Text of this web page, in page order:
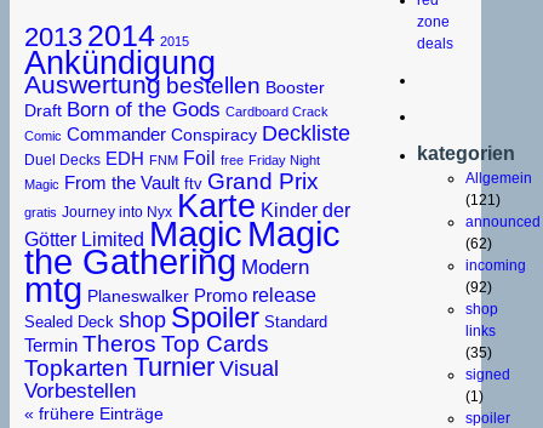
2013 2014 2015
Ankündigung
Auswertung bestellen Booster
Draft Born of the Gods Cardboard Crack
Comic Commander Conspiracy Deckliste
Duel Decks EDH FNM Foil free Friday Night
Magic From the Vault ftv Grand Prix
gratis Journey into Nyx Karte Kinder der
Götter Limited Magic Magic
the Gathering Modern
mtg Planeswalker Promo release
Sealed Deck shop Spoiler Standard
Termin Theros Top Cards
Topkarten Turnier Visual
Vorbestellen
« frühere Einträge
zone
deals
kategorien
Allgemein
(121)
announced
(62)
incoming
(92)
shop
links
(35)
signed
(1)
spoiler